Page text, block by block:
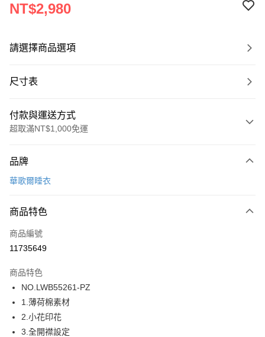
NT$2,980
請選擇商品選項
尺寸表
付款與運送方式
超取滿NT$1,000免運
信用卡一次付款
LINE Pay
街口支付
運送方式
全家取貨付款
每筆NT$80，滿NT$1,000(含以上)免運費
品牌
華歌爾睡衣
商品特色
商品編號
11735649
商品特色
NO.LWB55261-PZ
1.薄荷棉素材
2.小花印花
3.全開襟設定